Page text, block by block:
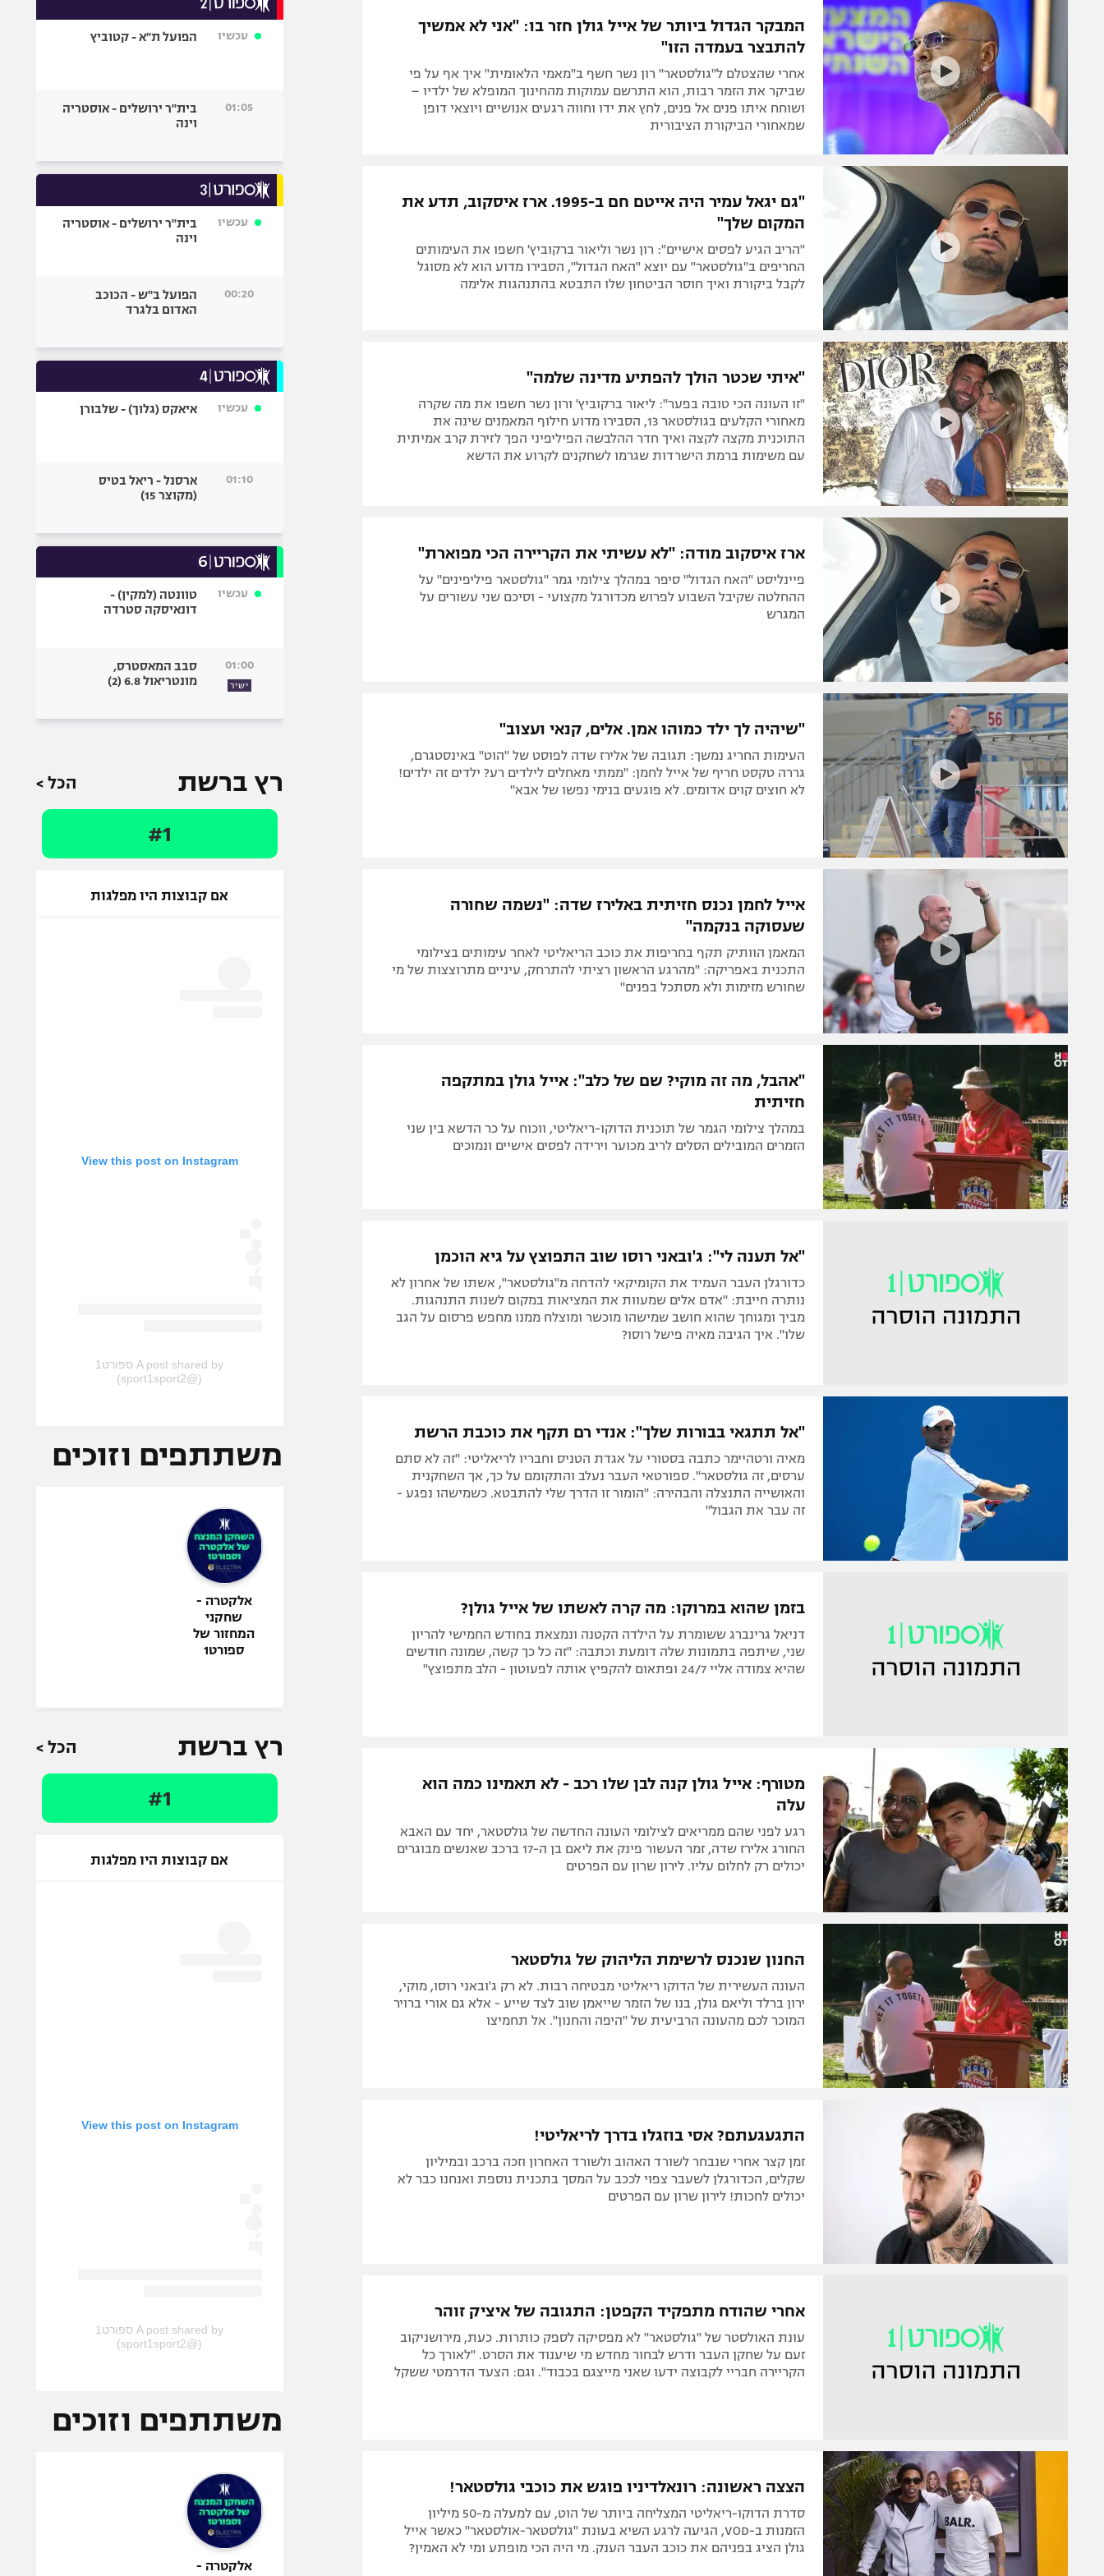
תקנון משתתפים וזוכים בפרסים
תקנון עבור פעילות אלקטרה
תקנון עבור פעילות ספורט 1 – "מרלן"
טניס
גיימינג E-Sports
מדיניות פרטיות
תקנון פעילות ספורט 1
רשיון להקרנה פומבית לבית עסק
הצטרפות לחבילת הערוצים
לוח דרושים – ג'ובנט
תגיות
המגזין
הפועל באר שבע
מכבי נתניה
בני יהודה
ספורט מוטורי
בייסבול MLB
גיימינג E-Sports
המבקר הגדול ביותר של אייל גולן חזר בו: "אני לא אמשיך
להתבצר בעמדה הזו"
אחרי שהצטלם ל"גולסטאר" רון נשר חשף ב"מאמי הלאומית" איך אף על פי
שביקר את הזמר רבות, הוא התרשם עמוקות מהחינוך המופלא של ילדיו –
ושוחח איתו פנים אל פנים, לחץ את ידו וחווה רגעים אנושיים ויוצאי דופן
שמאחורי הביקורת הציבורית
"גם יגאל עמיר היה אייטם חם ב-1995. ארז איסקוב, תדע את
המקום שלך"
"הריב הגיע לפסים אישיים": רון נשר וליאור ברקוביץ' חשפו את העימותים
החריפים ב"גולסטאר" עם יוצא "האח הגדול", הסבירו מדוע הוא לא מסוגל
לקבל ביקורת ואיך חוסר הביטחון שלו התבטא בהתנהגות אלימה
"איתי שכטר הולך להפתיע מדינה שלמה"
"זו העונה הכי טובה בפער": ליאור ברקוביץ' ורון נשר חשפו את מה שקרה
מאחורי הקלעים בגולסטאר 13, הסבירו מדוע חילוף המאמנים שינה את
התוכנית מקצה לקצה ואיך חדר ההלבשה הפיליפיני הפך לזירת קרב אמיתית
עם משימות ברמת הישרדות שגרמו לשחקנים לקרוע את הדשא
ארז איסקוב מודה: "לא עשיתי את הקריירה הכי מפוארת"
פיינליסט "האח הגדול" סיפר במהלך צילומי גמר "גולסטאר פיליפינים" על
ההחלטה שקיבל השבוע לפרוש מכדורגל מקצועי - וסיכם שני עשורים על
המגרש
"שיהיה לך ילד כמוהו אמן. אלים, קנאי ועצוב"
העימות החריג נמשך: תגובה של אלירז שדה לפוסט של "הוט" באינסטגרם,
גררה טקסט חריף של אייל לחמן: "ממתי מאחלים לילדים רע? ילדים זה ילדים!
לא חוצים קוים אדומים. לא פוגעים בנימי נפשו של אבא"
אייל לחמן נכנס חזיתית באלירז שדה: "נשמה שחורה
שעסוקה בנקמה"
המאמן הוותיק תקף בחריפות את כוכב הריאליטי לאחר עימותים בצילומי
התכנית באפריקה: "מהרגע הראשון רציתי להתרחק, עיניים מתרוצצות של מי
שחורש מזימות ולא מסתכל בפנים"
"אהבל, מה זה מוקי? שם של כלב": אייל גולן במתקפה
חזיתית
במהלך צילומי הגמר של תוכנית הדוקו-ריאליטי, ווכוח על כר הדשא בין שני
הזמרים המובילים הסלים לריב מכוער וירידה לפסים אישיים ונמוכים
"אל תענה לי": ג'ובאני רוסו שוב התפוצץ על גיא הוכמן
כדורגלן העבר העמיד את הקומיקאי להדחה מ"גולסטאר", אשתו של אחרון לא
נותרה חייבת: "אדם אלים שמעוות את המציאות במקום לשנות התנהגות.
מביך ומגוחך שהוא חושב שמישהו מוכשר ומוצלח ממנו מחפש פרסום על הגב
שלו". איך הגיבה מאיה פישל רוסו?
"אל תתגאי בבורות שלך": אנדי רם תקף את כוכבת הרשת
מאיה ורטהיימר כתבה בסטורי על אגדת הטניס וחבריו לריאליטי: "זה לא סתם
ערסים, זה גולסטאר". ספורטאי העבר נעלב והתקומם על כך, אך השחקנית
והאושייה התנצלה והבהירה: "הומור זו הדרך שלי להתבטא. כשמישהו נפגע -
זה עבר את הגבול"
בזמן שהוא במרוקו: מה קרה לאשתו של אייל גולן?
דניאל גרינברג ששומרת על הילדה הקטנה ונמצאת בחודש החמישי להריון
שני, שיתפה בתמונות שלה דומעת וכתבה: "זה כל כך קשה, שמונה חודשים
שהיא צמודה אליי 24/7 ופתאום להקפיץ אותה לפעוטון - הלב מתפוצץ"
מטורף: אייל גולן קנה לבן שלו רכב - לא תאמינו כמה הוא
עלה
רגע לפני שהם ממריאים לצילומי העונה החדשה של גולסטאר, יחד עם האבא
החורג אלירז שדה, זמר העשור פינק את ליאם בן ה-17 ברכב שאנשים מבוגרים
יכולים רק לחלום עליו. לירון שרון עם הפרטים
החנון שנכנס לרשימת הליהוק של גולסטאר
העונה העשירית של הדוקו ריאליטי מבטיחה רבות. לא רק ג'ובאני רוסו, מוקי,
ירון ברלד וליאם גולן, בנו של הזמר שייאמן שוב לצד שייע - אלא גם אורי ברויר
המוכר לכם מהעונה הרביעית של "היפה והחנון". אל תחמיצו
התגעגעתם? אסי בוזגלו בדרך לריאליטי!
זמן קצר אחרי שנבחר לשורד האהוב ולשורד האחרון וזכה ברכב ובמיליון
שקלים, הכדורגלן לשעבר צפוי לככב על המסך בתכנית נוספת ואנחנו כבר לא
יכולים לחכות! לירון שרון עם הפרטים
אחרי שהודח מתפקיד הקפטן: התגובה של איציק זוהר
עונת האולסטר של "גולסטאר" לא מפסיקה לספק כותרות. כעת, מירושניקוב
זעם על שחקן העבר ודרש לבחור מחדש מי שיענוד את הסרט. "לאורך כל
הקריירה חבריי לקבוצה ידעו שאני מייצגם בכבוד". וגם: הצעד הדרמטי ששקל
הצצה ראשונה: רונאלדיניו פוגש את כוכבי גולסטאר!
סדרת הדוקו-ריאליטי המצליחה ביותר של הוט, עם למעלה מ-50 מיליון
הזמנות ב-VOD, הגיעה לרגע השיא בעונת "גולסטאר-אולסטאר" כאשר אייל
גולן הציג בפניהם את כוכב העבר הענק. מי היה הכי מופתע ומי לא האמין?
עכשיו הפועל ת"א - קטוביץ
01:05
בית"ר ירושלים - אוסטריה
וינה
עכשיו
בית"ר ירושלים - אוסטריה
וינה
00:20
הפועל ב"ש - הכוכב
האדום בלגרד
עכשיו איאקס (גלוך) - שלבורן
01:10
ארסנל - ריאל בטיס
(מקוצר 15)
עכשיו
טוונטה (למקין) -
דונאיסקה סטרדה
01:00
ישיר
סבב המאסטרס,
מונטריאול 6.8 (2)
רץ ברשת הכל >
#1
אם קבוצות היו מפלגות
View this post on Instagram
A post shared by ספורט1
(@sport1sport2)
משתתפים וזוכים
אלקטרה -
שחקני
המחזור של
ספורט1
רץ ברשת הכל >
#1
אם קבוצות היו מפלגות
View this post on Instagram
A post shared by ספורט1
(@sport1sport2)
משתתפים וזוכים
אלקטרה -